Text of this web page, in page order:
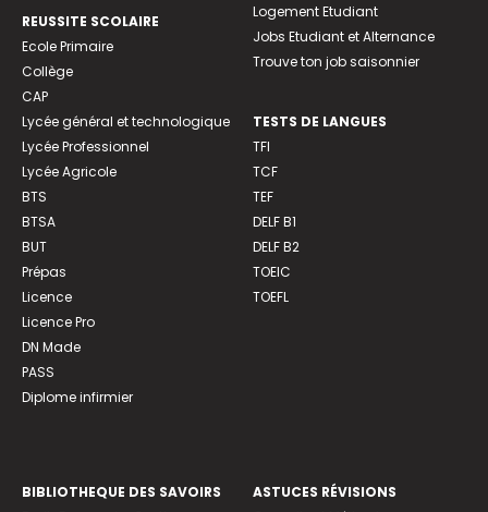
REUSSITE SCOLAIRE
Ecole Primaire
Collège
CAP
Lycée général et technologique
Lycée Professionnel
Lycée Agricole
BTS
BTSA
BUT
Prépas
Licence
Licence Pro
DN Made
PASS
Diplome infirmier
Logement Etudiant
Jobs Etudiant et Alternance
Trouve ton job saisonnier
TESTS DE LANGUES
TFI
TCF
TEF
DELF B1
DELF B2
TOEIC
TOEFL
BIBLIOTHEQUE DES SAVOIRS
ASTUCES RÉVISIONS